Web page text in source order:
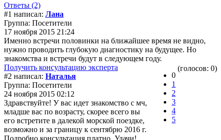
Ответы (2)
#1 написал: Лана
Группа: Посетители
17 ноября 2015 21:24
Именно встречи половинки на ближайшее время не видно,
нужно проводить глубокую диагностику на будущее. Но
знакомства и встречи будут в следующем году.
Получить консультацию эксперта
0
1
2
3
4
5
(голосов: 0)
#2 написал: Наталья
Группа: Посетители
24 ноября 2015 02:12
Здравствуйте! У вас идет знакомство с мч,
младше вас по возрасту, скорее всего вы
его встретите в далекой морской поездке,
возможно и за границу к сентябрю 2016 г.
Подробно консультация платно. Удачи!